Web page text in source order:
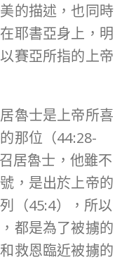
的描述，也同時
耶書亞身上，明
賽亞所指的上帝
魯士是上帝所喜
那位（44:28-
居魯士，他雖不
，是出於上帝的
（45:4），所以
都是為了被擄的
救恩臨近被擄的